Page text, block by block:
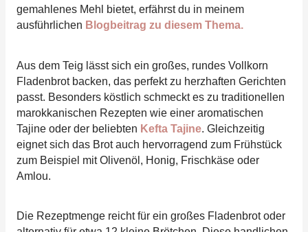
gemahlenes Mehl bietet, erfährst du in meinem
ausführlichen Blogbeitrag zu diesem Thema.
Aus dem Teig lässt sich ein großes, rundes Vollkorn
Fladenbrot backen, das perfekt zu herzhaften Gerichten
passt. Besonders köstlich schmeckt es zu traditionellen
marokkanischen Rezepten wie einer aromatischen
Tajine oder der beliebten Kefta Tajine. Gleichzeitig
eignet sich das Brot auch hervorragend zum Frühstück
zum Beispiel mit Olivenöl, Honig, Frischkäse oder
Amlou.
Die Rezeptmenge reicht für ein großes Fladenbrot oder